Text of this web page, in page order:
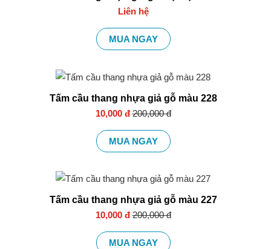
Liên hệ
MUA NGAY
Tấm cầu thang nhựa giả gỗ màu 228
10,000 đ 200,000 đ
MUA NGAY
Tấm cầu thang nhựa giả gỗ màu 227
10,000 đ 200,000 đ
MUA NGAY